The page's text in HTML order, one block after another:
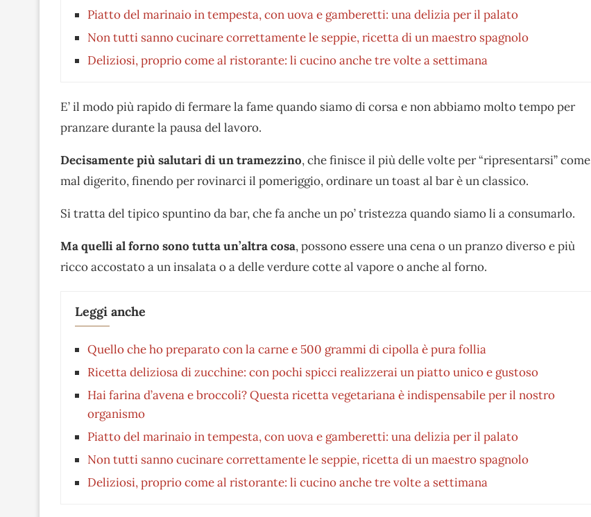
Piatto del marinaio in tempesta, con uova e gamberetti: una delizia per il palato
Non tutti sanno cucinare correttamente le seppie, ricetta di un maestro spagnolo
Deliziosi, proprio come al ristorante: li cucino anche tre volte a settimana
E’ il modo più rapido di fermare la fame quando siamo di corsa e non abbiamo molto tempo per
pranzare durante la pausa del lavoro.
Decisamente più salutari di un tramezzino, che finisce il più delle volte per “ripresentarsi” come
mal digerito, finendo per rovinarci il pomeriggio, ordinare un toast al bar è un classico.
Si tratta del tipico spuntino da bar, che fa anche un po’ tristezza quando siamo li a consumarlo.
Ma quelli al forno sono tutta un’altra cosa, possono essere una cena o un pranzo diverso e più
ricco accostato a un insalata o a delle verdure cotte al vapore o anche al forno.
Leggi anche
Quello che ho preparato con la carne e 500 grammi di cipolla è pura follia
Ricetta deliziosa di zucchine: con pochi spicci realizzerai un piatto unico e gustoso
Hai farina d’avena e broccoli? Questa ricetta vegetariana è indispensabile per il nostro
organismo
Piatto del marinaio in tempesta, con uova e gamberetti: una delizia per il palato
Non tutti sanno cucinare correttamente le seppie, ricetta di un maestro spagnolo
Deliziosi, proprio come al ristorante: li cucino anche tre volte a settimana